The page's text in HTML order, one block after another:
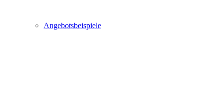
Angebotsbeispiele